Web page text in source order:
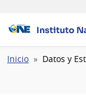
Instituto
Ruta
Inicio Datos y